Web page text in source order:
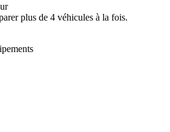
plus de 4 véhicules à la fois.